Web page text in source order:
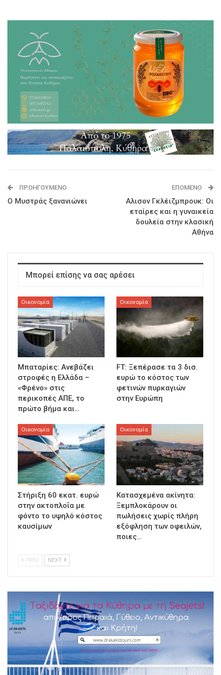
ΠΡΟΗΓΟΎΜΕΝΟ
Ο Μυστράς ξανανιώνει
ΕΠΌΜΕΝΟ
Αλισον Γκλέιζμπρουκ: Οι
εταίρες και η γυναικεία
δουλεία στην κλασική
Αθήνα
Μπορεί επίσης να σας αρέσει
Οικονομία
Μπαταρίες: Ανεβάζει
στροφές η Ελλάδα –
«Φρένο» στις
περικοπές ΑΠΕ, το
πρώτο βήμα και…
Οικονομία
FT: Ξεπέρασε τα 3 δισ.
ευρώ το κόστος των
φετινών πυρκαγιών
στην Ευρώπη
Οικονομία
Στήριξη 60 εκατ. ευρώ
στην ακτοπλοΐα με
φόντο το υψηλό κόστος
καυσίμων
Οικονομία
Κατασχεμένα ακίνητα:
Ξεμπλοκάρουν οι
πωλήσεις χωρίς πλήρη
εξόφληση των οφειλών,
ποιες…
PREV NEXT